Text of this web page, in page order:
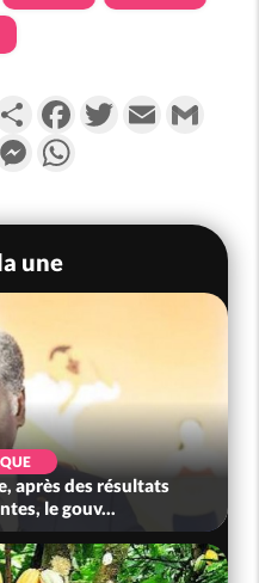
PartagerFacebookTwitterEmail
Messenger
une
après des résultats
le gouv...